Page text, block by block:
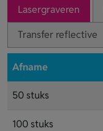
Lasergraveren
Transfer reflective
Afname
50 stuks
100 stuks